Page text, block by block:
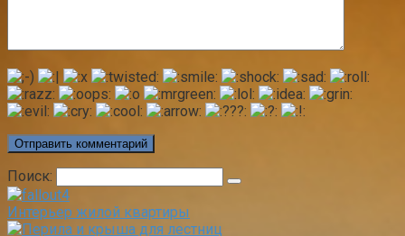
Поиск:
Интерьер жилой квартиры